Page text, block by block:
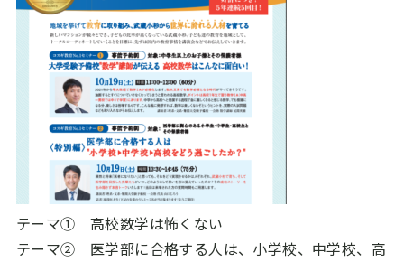
テーマ① 高校数学は怖くない
テーマ② 医学部に合格する人は、小学校、中学校、高